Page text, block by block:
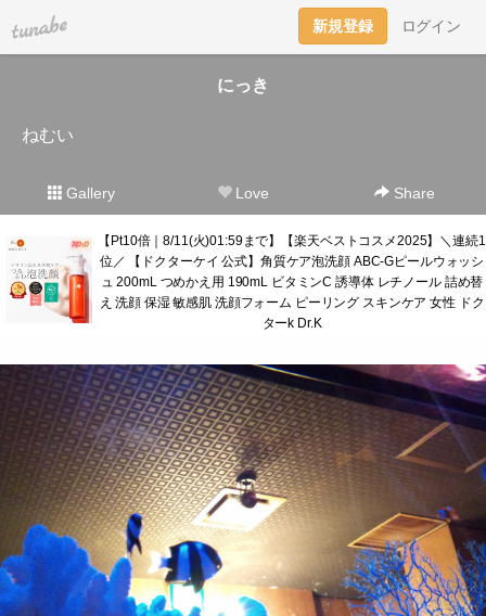
tuna.be 新規登録 ログイン
にっき
ねむい
Gallery Love Share
【Pt10倍｜8/11(火)01:59まで】【楽天ベストコスメ2025】＼連続1
位／ 【ドクターケイ 公式】角質ケア泡洗顔 ABC-Gピールウォッシ
ュ 200mL つめかえ用 190mL ビタミンC 誘導体 レチノール 詰め替
え 洗顔 保湿 敏感肌 洗顔フォーム ピーリング スキンケア 女性 ドク
ターk Dr.K